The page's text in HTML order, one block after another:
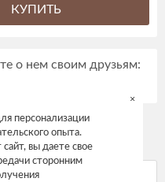
КУПИТЬ
о нем своим друзьям:
персонализации
опыта.
вы даете свое
сторонним
×